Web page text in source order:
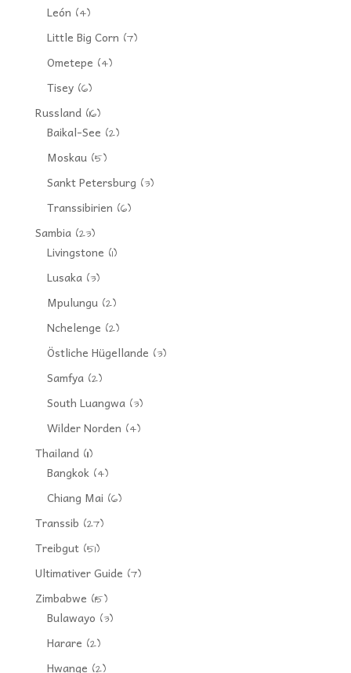
León (4)
Little Big Corn (7)
Ometepe (4)
Tisey(6)
Russland(16)
Baikal-See (2)
Moskau(5)
Sankt Petersburg (3)
Transsibirien (6)
Sambia(23)
Livingstone (1)
Lusaka(3)
Mpulungu(2)
Nchelenge (2)
Östliche Hügellande (3)
Samfya(2)
South Luangwa(3)
Wilder Norden (4)
Thailand(11)
Bangkok(4)
Chiang Mai (6)
Transsib (27)
Treibgut(51)
Ultimativer Guide (7)
Zimbabwe (15)
Bulawayo (3)
Harare (2)
Hwange (2)